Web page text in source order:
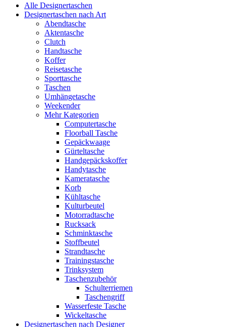
Alle Designertaschen
Designertaschen nach Art
Abendtasche
Aktentasche
Clutch
Handtasche
Koffer
Reisetasche
Sporttasche
Taschen
Umhängetasche
Weekender
Mehr Kategorien
Computertasche
Floorball Tasche
Gepäckwaage
Gürteltasche
Handgepäckskoffer
Handytasche
Kameratasche
Korb
Kühltasche
Kulturbeutel
Motorradtasche
Rucksack
Schminktasche
Stoffbeutel
Strandtasche
Trainingstasche
Trinksystem
Taschenzubehör
Schulterriemen
Taschengriff
Wasserfeste Tasche
Wickeltasche
Designertaschen nach Designer